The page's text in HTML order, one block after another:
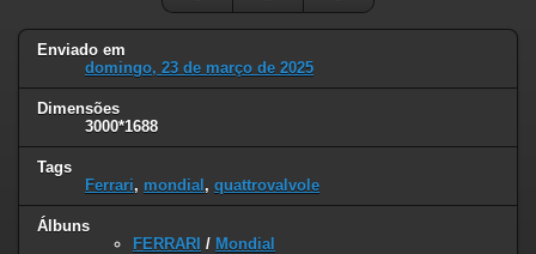
Enviado em
domingo, 23 de março de 2025
Dimensões
3000*1688
Tags
Ferrari, mondial, quattrovalvole
Álbuns
FERRARI / Mondial